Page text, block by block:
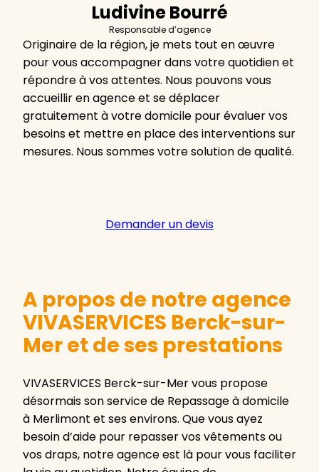
Ludivine Bourré
Responsable d’agence
Originaire de la région, je mets tout en œuvre
pour vous accompagner dans votre quotidien et
répondre à vos attentes. Nous pouvons vous
accueillir en agence et se déplacer
gratuitement à votre domicile pour évaluer vos
besoins et mettre en place des interventions sur
mesures. Nous sommes votre solution de qualité.
Demander un devis
A propos de notre agence
VIVASERVICES Berck-sur-
Mer et de ses prestations
VIVASERVICES Berck-sur-Mer vous propose
désormais son service de Repassage à domicile
à Merlimont et ses environs. Que vous ayez
besoin d’aide pour repasser vos vêtements ou
vos draps, notre agence est là pour vous faciliter